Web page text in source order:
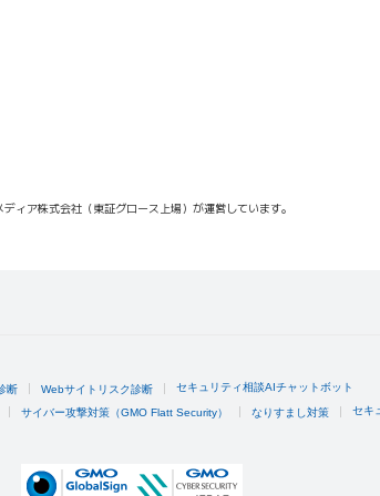
ィア株式会社（東証グロース上場）が運営しています。
断 Webサイトリスク診断 セキュリティ相談AIチャットボット
サイバー攻撃対策（GMO Flatt Security） なりすまし対策 セキ